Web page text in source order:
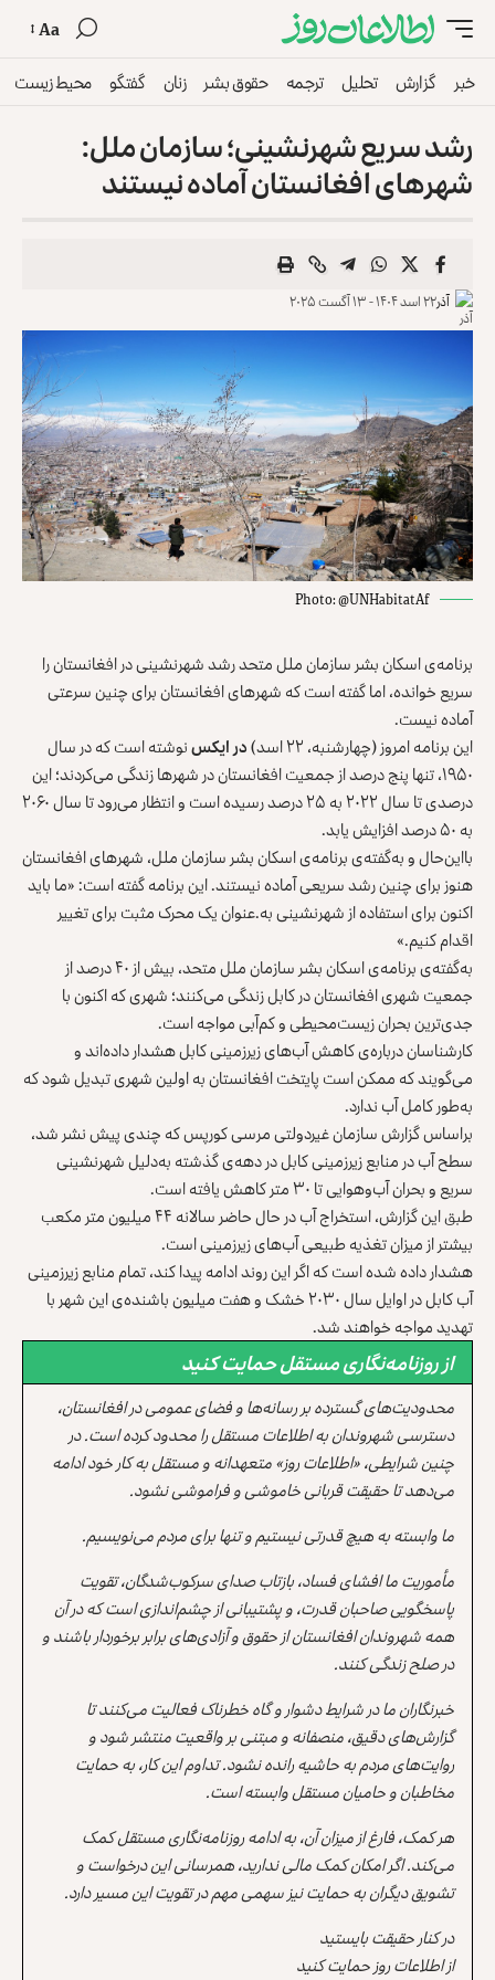
Aa
خبر گزارش تحلیل ترجمه حقوق بشر زنان گفتگو محیط زیست
رشد سریع شهرنشینی؛ سازمان ملل:
شهرهای افغانستان ‏آماده نیستند
آذر۲۲ اسد ۱۴۰۴ - ۱۳ آگست ۲۰۲۵
Photo: @UNHabitatAf
برنامه‌ی اسکان بشر سازمان ملل متحد رشد شهرنشینی در ‏افغانستان را
سریع خوانده، اما گفته است که شهرهای ‏افغانستان برای چنین سرعتی
آماده نیست.‏
این برنامه امروز (چهارشنبه، ۲۲ اسد)
در ایکسنوشته ‏است که در سال
۱۹۵۰، تنها پنج درصد از جمعیت ‏افغانستان در شهرها زندگی می‌کردند؛ این
درصدی تا سال ‌‏۲۰۲۲ به ۲۵ درصد رسیده است و انتظار می‌رود تا سال ‌‏۲۰۶۰
به ۵۰ درصد افزایش یابد.‏
بااین‌حال و به‌گفته‌ی برنامه‌ی اسکان بشر سازمان ملل، ‏شهرهای افغانستان
هنوز برای چنین رشد سریعی آماده ‏نیستند. این برنامه گفته است: «ما باید
اکنون برای استفاده از ‏شهرنشینی به.عنوان یک محرک مثبت برای تغییر
اقدام ‏کنیم.»
به‌گفته‌ی برنامه‌ی اسکان بشر سازمان ملل متحد، بیش از ۴۰ ‏درصد از
جمعیت شهری افغا‌نستان در کابل زندگی می‌کنند؛ ‏شهری که اکنون با
جدی‌ترین بحران زیست‌محیطی و کم‌آبی ‏مواجه است. ‏
کارشناسان درباره‌ی کاهش آب‌های زیرزمینی کابل هشدار ‌‏داده‌اند و
می‌گویند که ممکن است پایتخت افغانستان به اولین ‌‏شهری تبدیل شود که
به‌طور کامل آب ندارد.‏
براساس گزارش سازمان غیردولتی مرسی کورپس که چندی ‌‏پیش نشر شد،
سطح آب در منابع زیرزمینی کابل در دهه‌ی ‌‏گذشته به‌دلیل شهرنشینی
سریع و بحران آب‌‌وهوایی تا ۳۰ ‌‏متر کاهش یافته است.‏
طبق این گزارش، استخراج آب در حال حاضر سالانه ۴۴ ‌‏میلیون متر مکعب
بیشتر از میزان تغذیه طبیعی آب‌های ‌‏زیرزمینی است.
هشدار داده شده است که اگر این روند ادامه پیدا کند، تمام ‏منابع ‏زیرزمینی
آب کابل در اوایل سال ۲۰۳۰ خشک ‏و ‏هفت میلیون باشنده‌ی این شهر با
تهدید مواجه خواهند شد.‏
از روزنامه‌نگاری مستقل حمایت کنید
محدودیت‌های گسترده بر رسانه‌ها و فضای عمومی در افغانستان،
دسترسی شهروندان به اطلاعات مستقل را محدود کرده است. در
چنین شرایطی، «اطلاعات روز» متعهدانه و مستقل به کار خود ادامه
می‌دهد تا حقیقت قربانی خاموشی و فراموشی نشود.
ما وابسته به هیچ قدرتی نیستیم و تنها برای مردم می‌نویسیم.
مأموریت ما افشای فساد، بازتاب صدای سرکوب‌شدگان، تقویت
پاسخگویی صاحبان قدرت، و پشتیبانی از چشم‌اندازی است که در آن
همه شهروندان افغانستان از حقوق و آزادی‌های برابر برخوردار باشند و
در صلح زندگی کنند.
خبرنگاران ما در شرایط دشوار و گاه خطرناک فعالیت می‌کنند تا
گزارش‌های دقیق، منصفانه و مبتنی بر واقعیت منتشر شود و
روایت‌های مردم به حاشیه رانده نشود. تداوم این کار، به حمایت
مخاطبان و حامیان مستقل وابسته است.
هر کمک، فارغ از میزان آن، به ادامه روزنامه‌نگاری مستقل کمک
می‌کند. اگر امکان کمک مالی ندارید، همرسانی این درخواست و
تشویق دیگران به حمایت نیز سهمی مهم در تقویت این مسیر دارد.
در کنار حقیقت بایستید
از اطلاعات روز حمایت کنید